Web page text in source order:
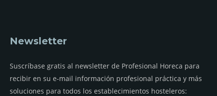
Newsletter
Suscríbase gratis al newsletter de Profesional Horeca para
recibir en su e-mail información profesional práctica y más
soluciones para todos los establecimientos hosteleros: